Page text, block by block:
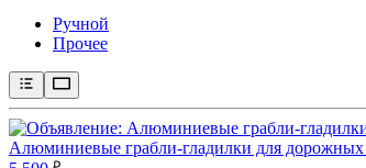
Ручной
Прочее
Алюминиевые грабли-гладилки для